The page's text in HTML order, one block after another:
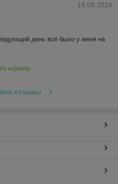
19.09.2024
день всё было у меня на
корзину
отзывы